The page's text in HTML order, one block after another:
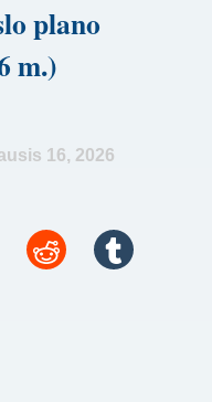
plano
m.)
16, 2026